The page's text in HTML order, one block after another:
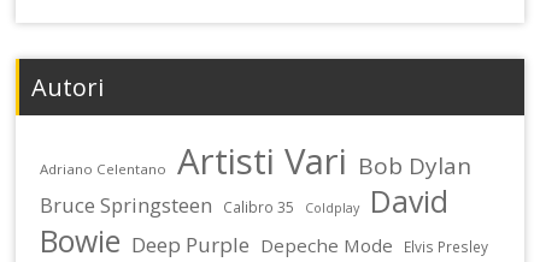
Autori
Adriano Celentano Artisti Vari Bob Dylan
Bruce Springsteen Calibro 35 Coldplay
David
Bowie Deep Purple Depeche Mode Elvis Presley